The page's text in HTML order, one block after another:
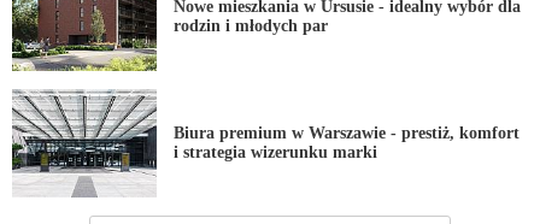
Nowe mieszkania w Ursusie - idealny wybór dla
rodzin i młodych par
Biura premium w Warszawie - prestiż, komfort
i strategia wizerunku marki